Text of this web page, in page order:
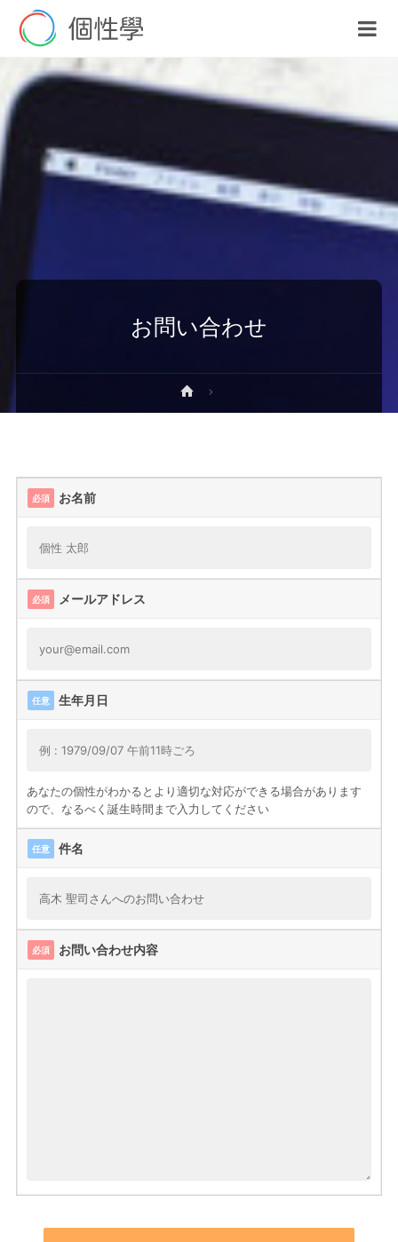
お問い合わせ
ホ
ー
必須 お名前
必須 メールアドレス
任意 生年月日
あなたの個性がわかるとより適切な対応ができる場合があります
ので、なるべく誕生時間まで入力してください
任意 件名
必須 お問い合わせ内容